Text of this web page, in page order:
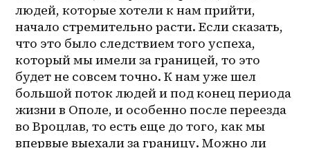
людей, которые хотели к нам прийти,
начало стремительно расти. Если сказать,
что это было следствием того успеха,
который мы имели за границей, то это
будет не совсем точно. К нам уже шел
большой поток людей и под конец периода
жизни в Ополе, и особенно после переезда
во Вроцлав, то есть еще до того, как мы
впервые выехали за границу. Можно ли